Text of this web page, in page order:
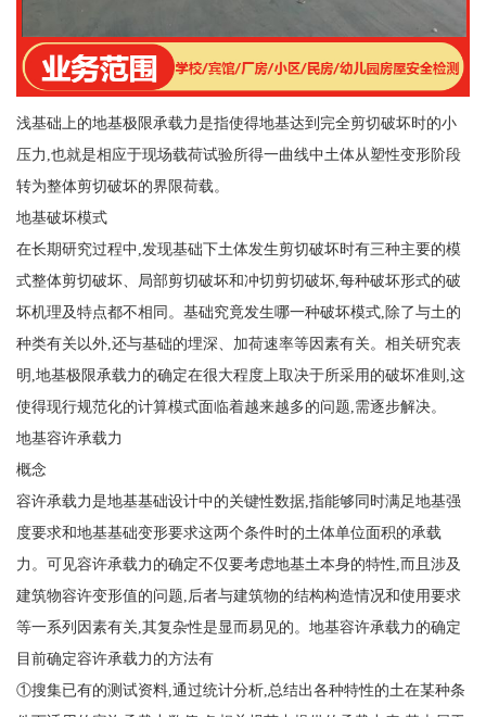
浅基础上的地基极限承载力是指使得地基达到完全剪切破坏时的小
压力,也就是相应于现场载荷试验所得一曲线中土体从塑性变形阶段
转为整体剪切破坏的界限荷载。
地基破坏模式
在长期研究过程中,发现基础下土体发生剪切破坏时有三种主要的模
式整体剪切破坏、局部剪切破坏和冲切剪切破坏,每种破坏形式的破
坏机理及特点都不相同。基础究竟发生哪一种破坏模式,除了与土的
种类有关以外,还与基础的埋深、加荷速率等因素有关。相关研究表
明,地基极限承载力的确定在很大程度上取决于所采用的破坏准则,这
使得现行规范化的计算模式面临着越来越多的问题,需逐步解决。
地基容许承载力
概念
容许承载力是地基基础设计中的关键性数据,指能够同时满足地基强
度要求和地基基础变形要求这两个条件时的土体单位面积的承载
力。可见容许承载力的确定不仅要考虑地基土本身的特性,而且涉及
建筑物容许变形值的问题,后者与建筑物的结构构造情况和使用要求
等一系列因素有关,其复杂性是显而易见的。地基容许承载力的确定
目前确定容许承载力的方法有
①搜集已有的测试资料,通过统计分析,总结出各种特性的土在某种条